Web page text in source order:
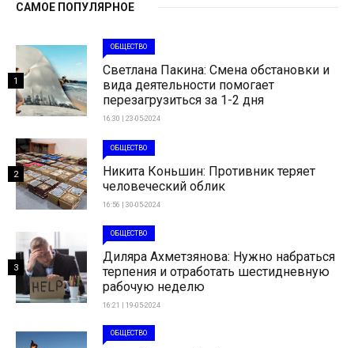
САМОЕ ПОПУЛЯРНОЕ
ОБЩЕСТВО
Светлана Пакина: Смена обстановки и
вида деятельности помогает
перезагрузиться за 1-2 дня
16:30 | 23-05-2024
1
ОБЩЕСТВО
Никита Коньшин: Противник теряет
человеческий облик
16:56 | 30-05-2024
2
ОБЩЕСТВО
Диляра Ахметзянова: Нужно набраться
терпения и отработать шестидневную
рабочую неделю
16:21 | 19-05-2024
3
ОБЩЕСТВО